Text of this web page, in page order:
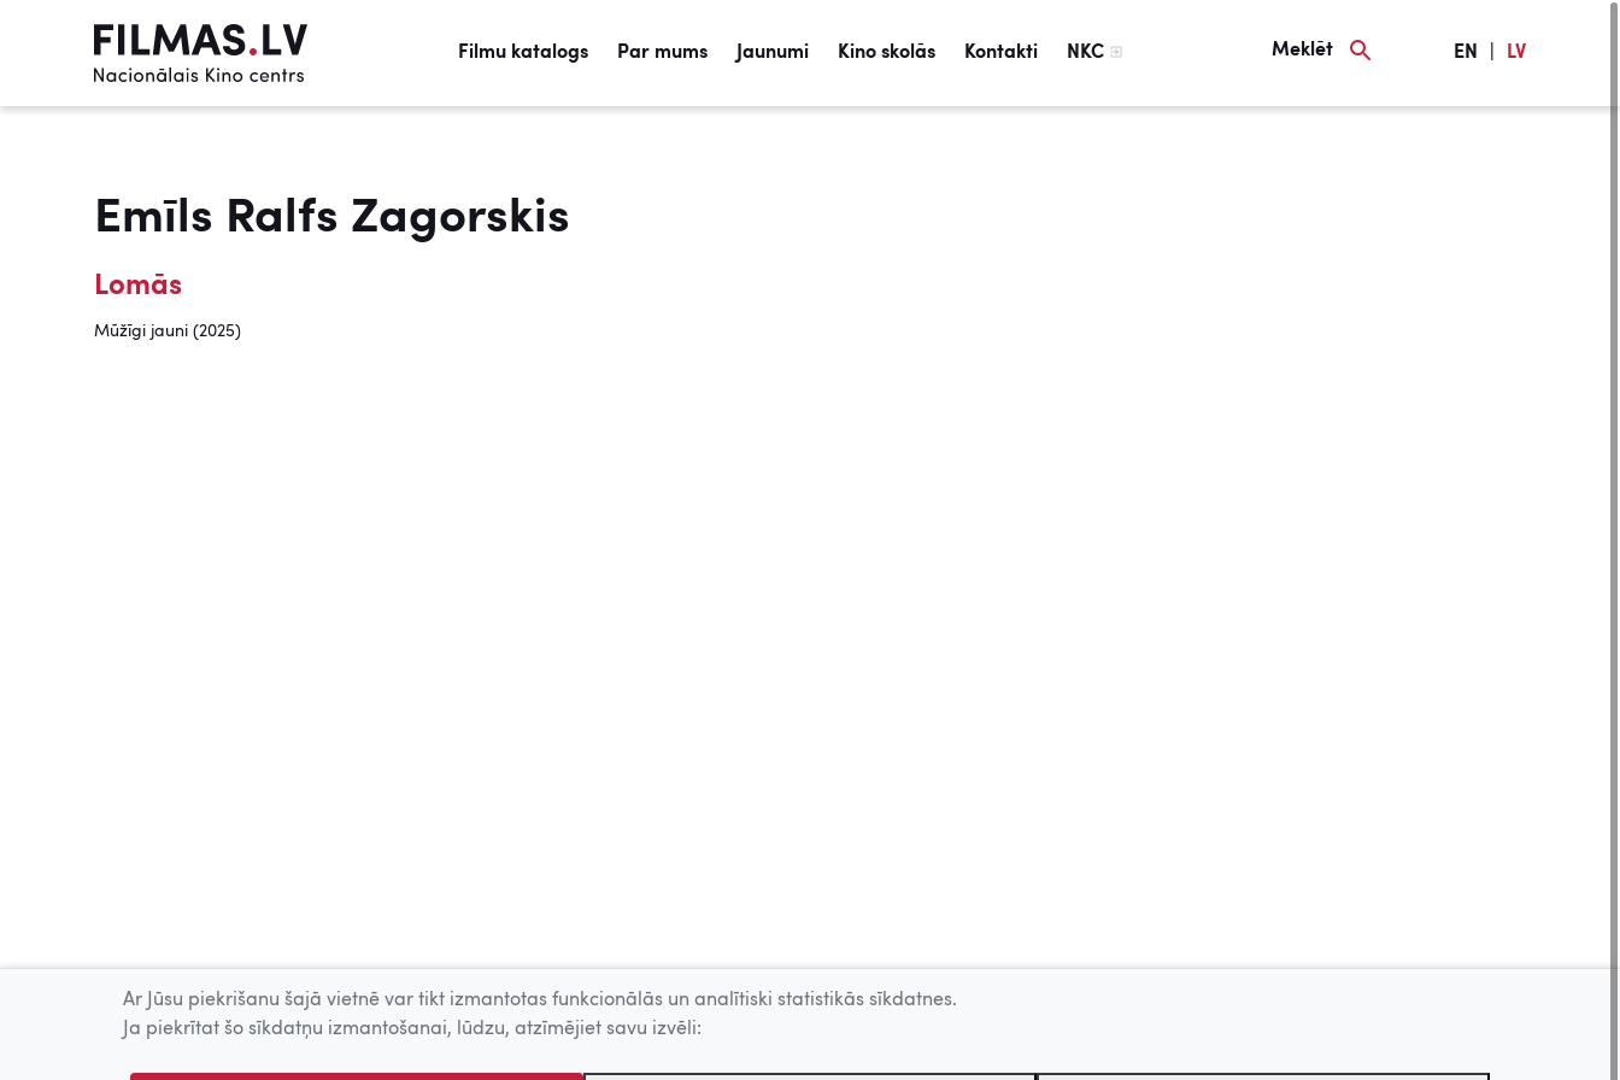
Filmu katalogs Par mums Jaunumi Kino skolās Kontakti NKC Meklēt EN LV
Emīls Ralfs Zagorskis
Lomās
Mūžīgi jauni (2025)
Ar Jūsu piekrišanu šajā vietnē var tikt izmantotas funkcionālās un analītiski statistikās sīkdatnes.
Ja piekrītat šo sīkdatņu izmantošanai, lūdzu, atzīmējiet savu izvēli: